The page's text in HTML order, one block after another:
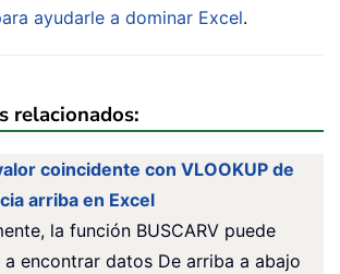
ayudarle a dominar Excel.
relacionados:
coincidente con VLOOKUP de
arriba en Excel
la función BUSCARV puede
a encontrar datos De arriba a abajo